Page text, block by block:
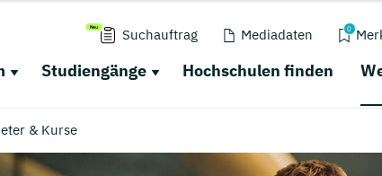
Suchauftrag Mediadaten 0
Studiengänge Hochschulen finden
& Kurse